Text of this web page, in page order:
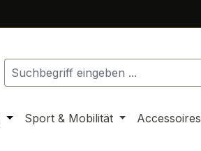
Sport & Mobilität Accessoires